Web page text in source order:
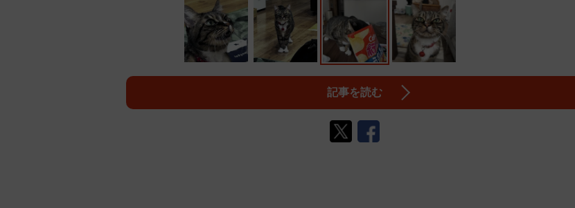
記事を読む